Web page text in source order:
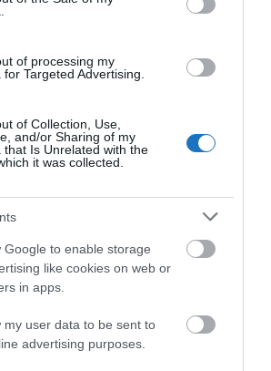
of processing my
Targeted Advertising.
of Collection, Use,
and/or Sharing of my
that Is Unrelated with the
it was collected.
Google to enable storage
like cookies on web or
in apps.
my user data to be sent to
advertising purposes.
Trump-pal szemben, a Ryanair élt
nak hívnak, mert a „grúz”
kapták és azt nagyon nem
a magyar külügy is Georgia-nak
itt meg lehet nézni
this time to remind you all that we do, in
that is#Election2020
November 6, 2020